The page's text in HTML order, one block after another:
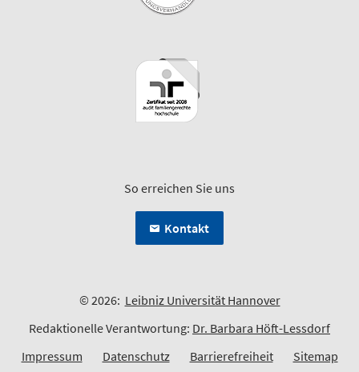
So erreichen Sie uns
Kontakt
© 2026: Leibniz Universität Hannover
Redaktionelle Verantwortung: Dr. Barbara Höft-Lessdorf
Impressum
Datenschutz Barrierefreiheit Sitemap